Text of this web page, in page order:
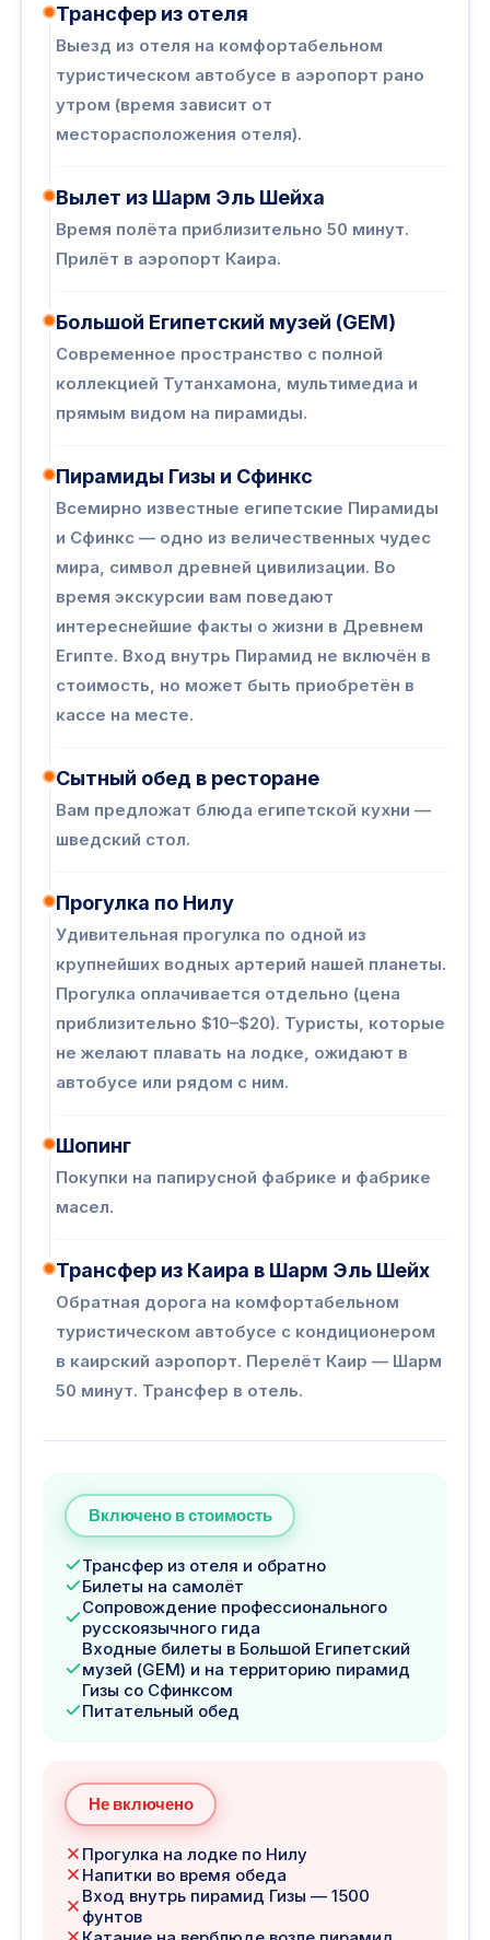
Трансфер из отеля
Выезд из отеля на комфортабельном
туристическом автобусе в аэропорт рано
утром (время зависит от
месторасположения отеля).
Вылет из Шарм Эль Шейха
Время полёта приблизительно 50 минут.
Прилёт в аэропорт Каира.
Большой Египетский музей (GEM)
Современное пространство с полной
коллекцией Тутанхамона, мультимедиа и
прямым видом на пирамиды.
Пирамиды Гизы и Сфинкс
Всемирно известные египетские Пирамиды
и Сфинкс — одно из величественных чудес
мира, символ древней цивилизации. Во
время экскурсии вам поведают
интереснейшие факты о жизни в Древнем
Египте. Вход внутрь Пирамид не включён в
стоимость, но может быть приобретён в
кассе на месте.
Сытный обед в ресторане
Вам предложат блюда египетской кухни —
шведский стол.
Прогулка по Нилу
Удивительная прогулка по одной из
крупнейших водных артерий нашей планеты.
Прогулка оплачивается отдельно (цена
приблизительно $10–$20). Туристы, которые
не желают плавать на лодке, ожидают в
автобусе или рядом с ним.
Шопинг
Покупки на папирусной фабрике и фабрике
масел.
Трансфер из Каира в Шарм Эль Шейх
Обратная дорога на комфортабельном
туристическом автобусе с кондиционером
в каирский аэропорт. Перелёт Каир — Шарм
50 минут. Трансфер в отель.
Включено в стоимость
Трансфер из отеля и обратно
Билеты на самолёт
Сопровождение профессионального
русскоязычного гида
Входные билеты в Большой Египетский
музей (GEM) и на территорию пирамид
Гизы со Сфинксом
Питательный обед
Не включено
Прогулка на лодке по Нилу
Напитки во время обеда
Вход внутрь пирамид Гизы — 1500
фунтов